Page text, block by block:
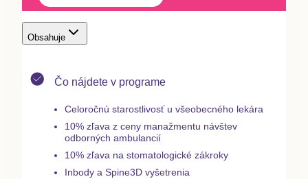
Obsahuje
Čo nájdete v programe
Celoročnú starostlivosť u všeobecného lekára
10% zľava z ceny manažmentu návštev
odborných ambulancií
10% zľava na stomatologické zákroky
Inbody a Spine3D vyšetrenia